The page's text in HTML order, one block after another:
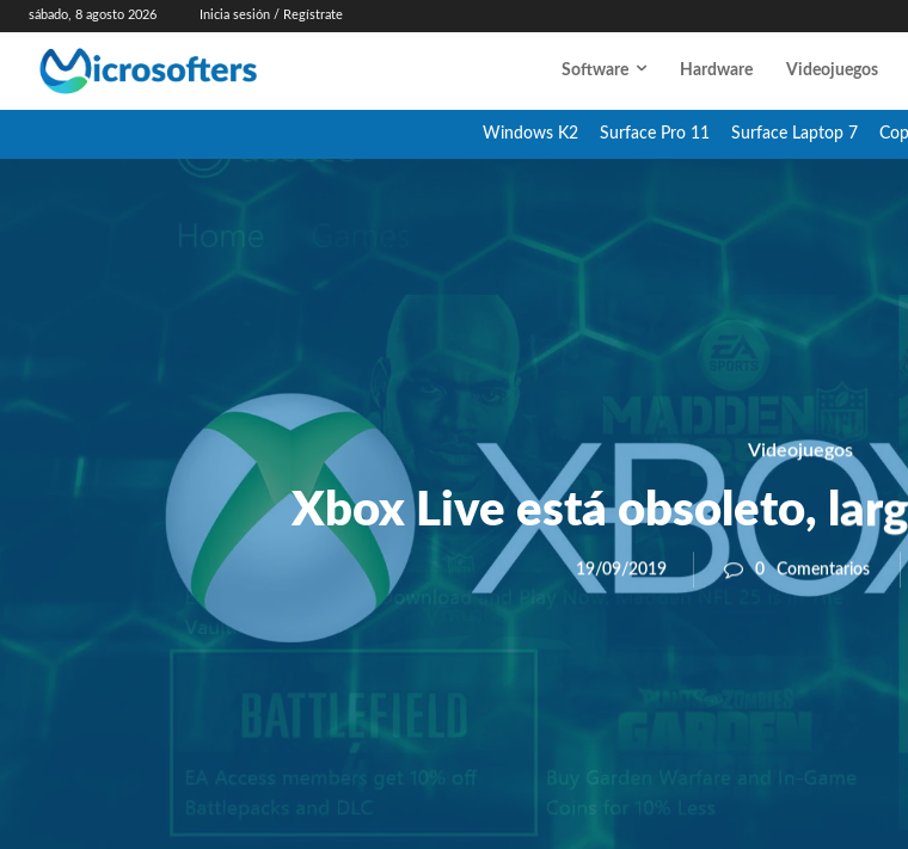
sábado, 8 agosto 2026 Inicia sesión / Regístrate
Software Hardware Videojuegos
Windows K2 Surface Pro 11 Surface Laptop 7
Videojuegos
Xbox Live está obsoleto,
19/09/2019 0 Comentarios